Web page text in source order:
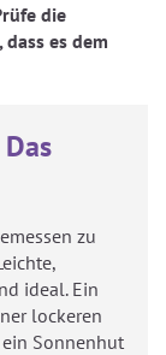
die
es dem
zu
ideal. Ein
lockeren
Sonnenhut